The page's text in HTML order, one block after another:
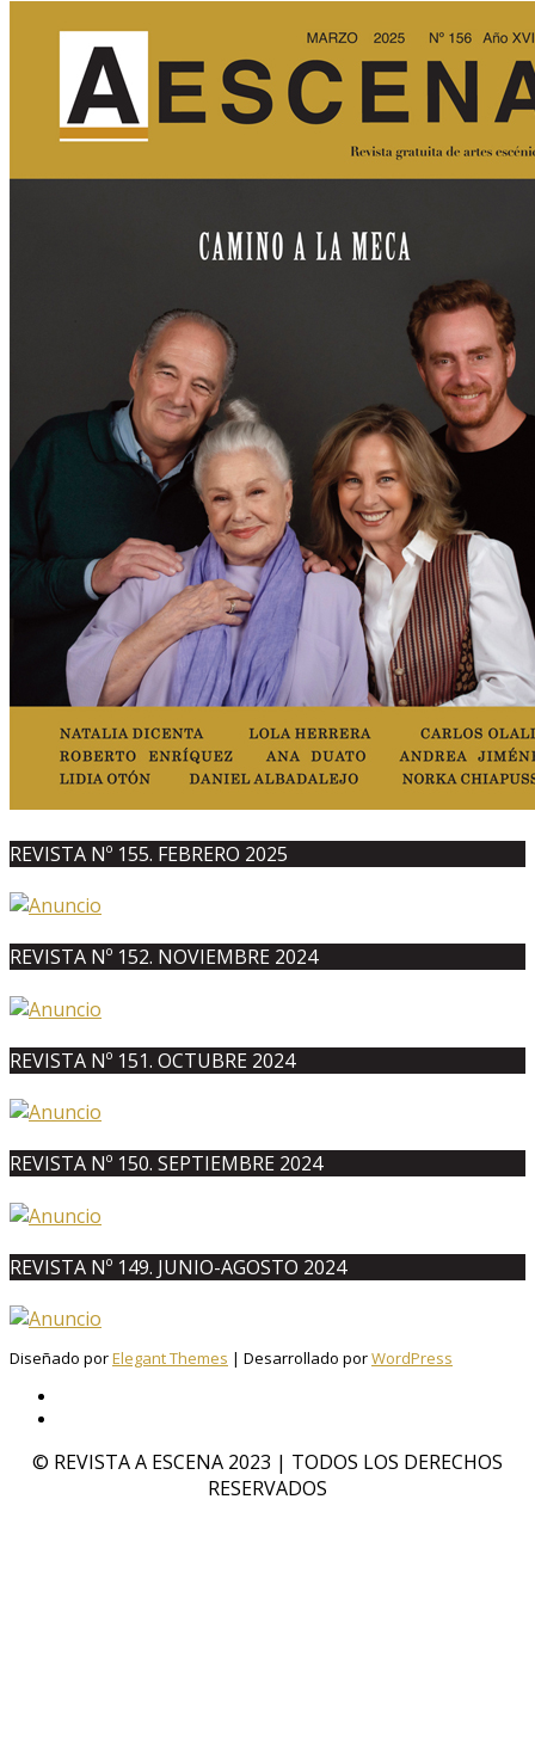
REVISTA Nº 155. FEBRERO 2025
REVISTA Nº 152. NOVIEMBRE 2024
REVISTA Nº 151. OCTUBRE 2024
REVISTA Nº 150. SEPTIEMBRE 2024
REVISTA Nº 149. JUNIO-AGOSTO 2024
Diseñado porElegant Themes | Desarrollado porWordPress
© REVISTA A ESCENA 2023 | TODOS LOS DERECHOS
RESERVADOS